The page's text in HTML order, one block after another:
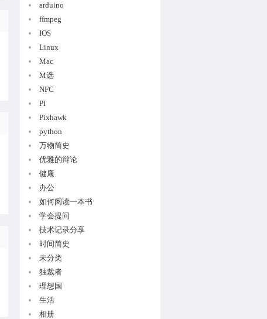
arduino
ffmpeg
IOS
Linux
Mac
M选
NFC
PI
Pixhawk
python
万物简史
优雅的辩论
健康
办公
如何阅读一本书
学会提问
技术记录分享
时间简史
未分类
独裁者
理想国
生活
相册